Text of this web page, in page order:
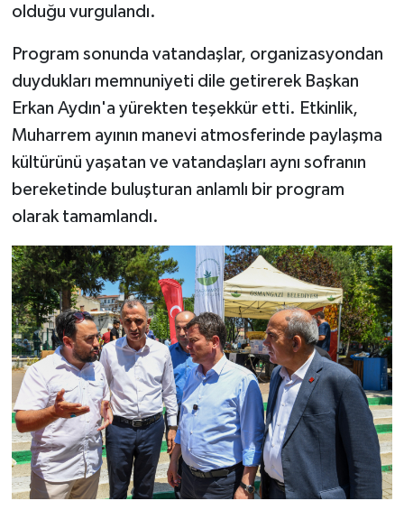
olduğu vurgulandı.
Program sonunda vatandaşlar, organizasyondan
duydukları memnuniyeti dile getirerek Başkan
Erkan Aydın'a yürekten teşekkür etti. Etkinlik,
Muharrem ayının manevi atmosferinde paylaşma
kültürünü yaşatan ve vatandaşları aynı sofranın
bereketinde buluşturan anlamlı bir program
olarak tamamlandı.